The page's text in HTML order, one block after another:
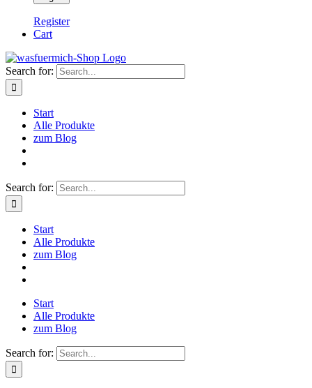
Register
Cart
Search for:
Start
Alle Produkte
zum Blog
Search for:
Start
Alle Produkte
zum Blog
Start
Alle Produkte
zum Blog
Search for: